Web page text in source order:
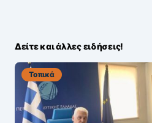
Δείτε και άλλες ειδήσεις!
Τοπικά